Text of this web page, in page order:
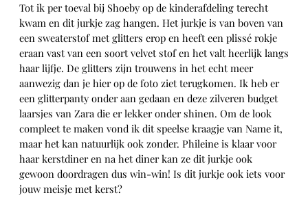
Tot ik per toeval bij Shoeby op de kinderafdeling terecht
kwam en dit jurkje zag hangen. Het jurkje is van boven van
een sweaterstof met glitters erop en heeft een plissé rokje
eraan vast van een soort velvet stof en het valt heerlijk langs
haar lijfje. De glitters zijn trouwens in het echt meer
aanwezig dan je hier op de foto ziet terugkomen. Ik heb er
een glitterpanty onder aan gedaan en deze zilveren budget
laarsjes van Zara die er lekker onder shinen. Om de look
compleet te maken vond ik dit speelse kraagje van Name it,
maar het kan natuurlijk ook zonder. Phileine is klaar voor
haar kerstdiner en na het diner kan ze dit jurkje ook
gewoon doordragen dus win-win! Is dit jurkje ook iets voor
jouw meisje met kerst?